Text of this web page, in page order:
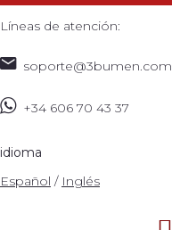
Líneas de atención:
soporte@3bumen.com
+34 606 70 43 37
idioma
Español / Inglés